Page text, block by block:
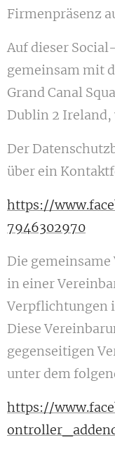
Firmenpräsenz
Auf dieser
gemeinsam mit
Grand Canal
Dublin 2
Der
über ein
https://
7946302970
Die
in einer
Verpflichtungen
Diese
gegenseitigen
unter dem
https://